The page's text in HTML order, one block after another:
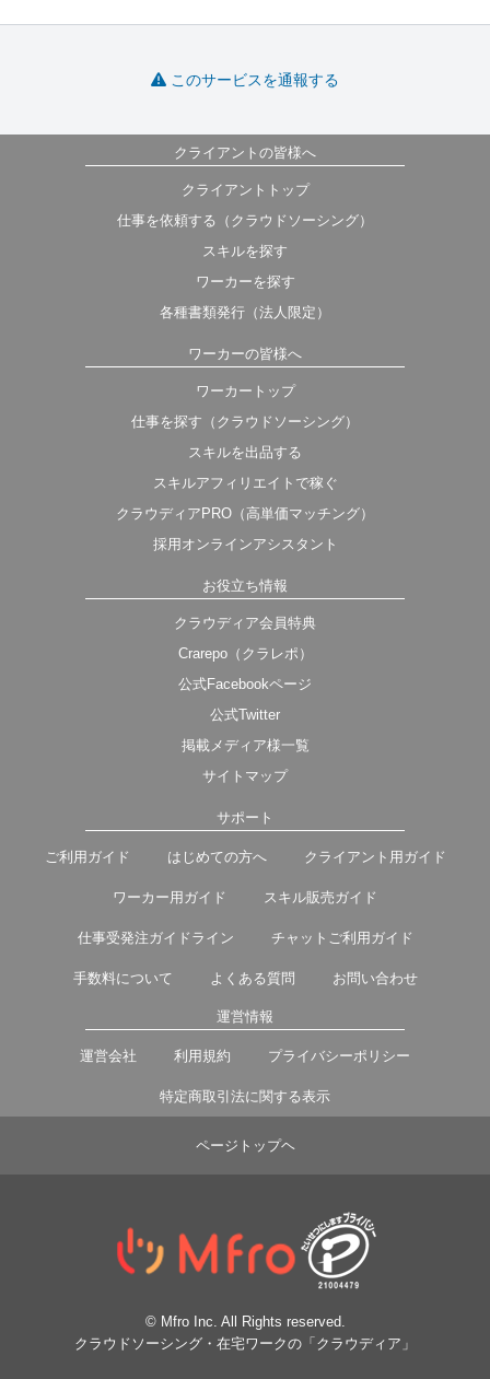
このサービスを通報する
クライアントの皆様へ
クライアントトップ
仕事を依頼する（クラウドソーシング）
スキルを探す
ワーカーを探す
各種書類発行（法人限定）
ワーカーの皆様へ
ワーカートップ
仕事を探す（クラウドソーシング）
スキルを出品する
スキルアフィリエイトで稼ぐ
クラウディアPRO（高単価マッチング）
採用オンラインアシスタント
お役立ち情報
クラウディア会員特典
Crarepo（クラレポ）
公式Facebookページ
公式Twitter
掲載メディア様一覧
サイトマップ
サポート
ご利用ガイド はじめての方へ クライアント用ガイド
ワーカー用ガイド スキル販売ガイド
仕事受発注ガイドライン チャットご利用ガイド
手数料について よくある質問 お問い合わせ
運営情報
運営会社 利用規約 プライバシーポリシー
特定商取引法に関する表示
ページトップヘ
© Mfro Inc. All Rights reserved.
クラウドソーシング・在宅ワークの「クラウディア」